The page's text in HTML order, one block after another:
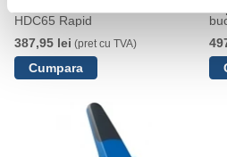
HDC65 Rapid
387,95 lei (pret cu TVA)